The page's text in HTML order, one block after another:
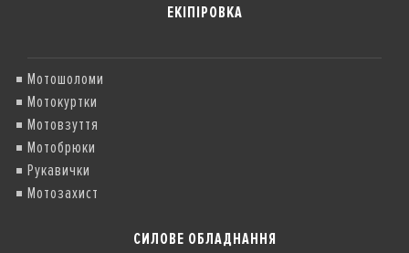
ЕКІПІРОВКА
Мотошоломи
Мотокуртки
Мотовзуття
Мотобрюки
Рукавички
Мотозахист
СИЛОВЕ ОБЛАДНАННЯ